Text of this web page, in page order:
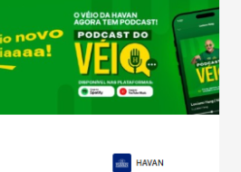
de ano e pelo pagamento do 13º
maior de trabalhadores, já que o
desemprego dos anos recentes.
em novembro de 2025, 40% dos
com lucro e outros 40%
Já o percentual de
ficou em 19%, pouco abaixo